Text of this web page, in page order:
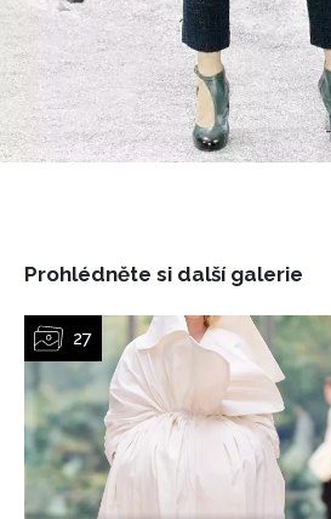
Prohlédněte si další galerie